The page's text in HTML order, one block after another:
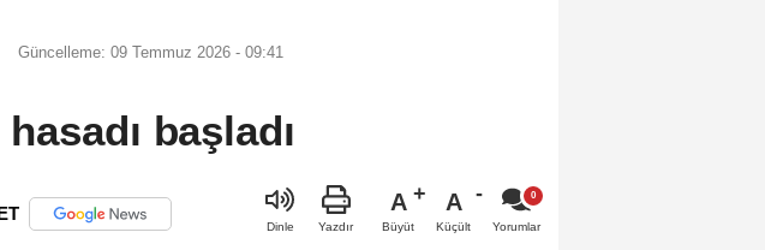
Güncelleme: 09 Temmuz 2026 - 09:41
başladı
Dinle Yazdır
A
Büyüt
A
Küçült Yorumlar